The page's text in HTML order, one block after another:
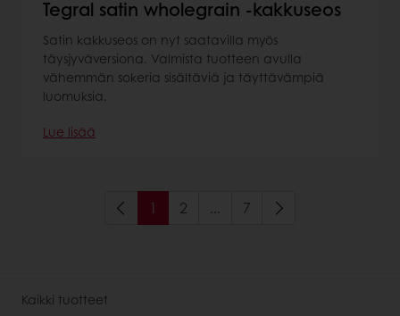
Tegral satin wholegrain -kakkuseos
Satin kakkuseos on nyt saatavilla myös
täysjyväversiona. Valmista tuotteen avulla
vähemmän sokeria sisältäviä ja täyttävämpiä
luomuksia.
Lue lisää
1 2 ... 7
Kaikki tuotteet